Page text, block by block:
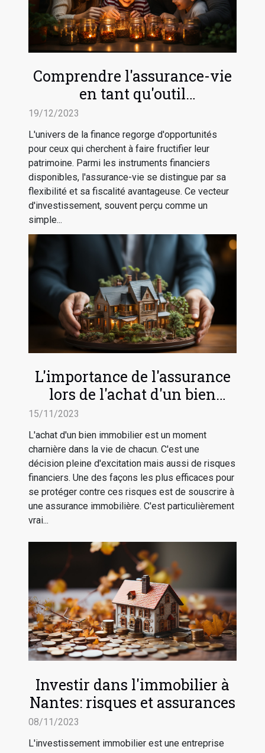
Comprendre l'assurance-vie
en tant qu'outil
d'investissement
19/12/2023
L'univers de la finance regorge d'opportunités
pour ceux qui cherchent à faire fructifier leur
patrimoine. Parmi les instruments financiers
disponibles, l'assurance-vie se distingue par sa
flexibilité et sa fiscalité avantageuse. Ce vecteur
d'investissement, souvent perçu comme un
simple...
L'importance de l'assurance
lors de l'achat d'un bien
immobilier à Miami
15/11/2023
L'achat d'un bien immobilier est un moment
charnière dans la vie de chacun. C'est une
décision pleine d'excitation mais aussi de risques
financiers. Une des façons les plus efficaces pour
se protéger contre ces risques est de souscrire à
une assurance immobilière. C'est particulièrement
vrai...
Investir dans l'immobilier à
Nantes: risques et assurances
08/11/2023
L'investissement immobilier est une entreprise